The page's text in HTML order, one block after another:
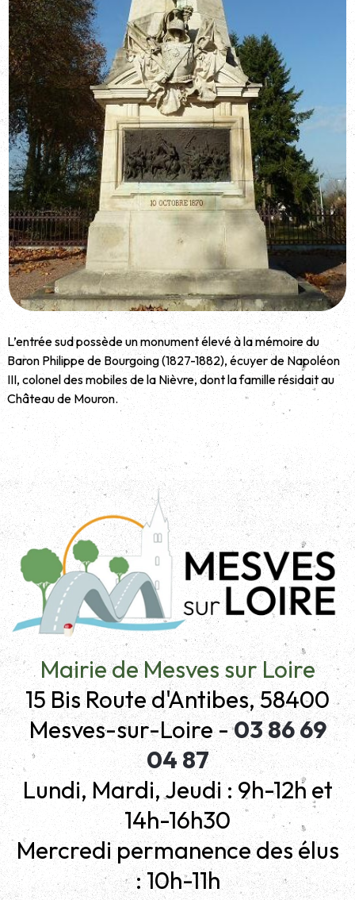
L’entrée sud possède un monument élevé à la mémoire du
Baron Philippe de Bourgoing (1827-1882), écuyer de Napoléon
III, colonel des mobiles de la Nièvre, dont la famille résidait au
Château de Mouron.
Mairie de Mesves sur Loire
15 Bis Route d'Antibes, 58400
Mesves-sur-Loire -03 86 69
04 87
Lundi, Mardi, Jeudi : 9h-12h et
14h-16h30
Mercredi permanence des élus
: 10h-11h